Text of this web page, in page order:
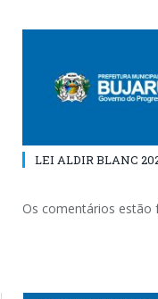
LEI ALDIR BLANC
Os comentários estão